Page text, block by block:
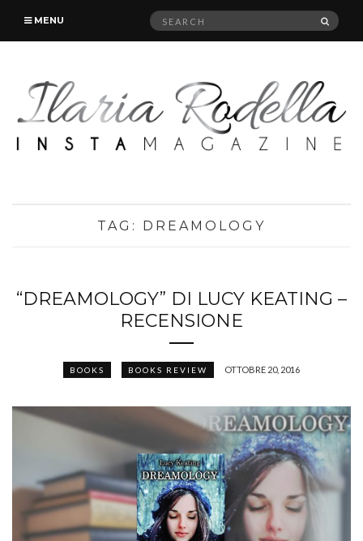
MENU
Search
TAG: DREAMOLOGY
“DREAMOLOGY” DI LUCY KEATING –
RECENSIONE
BOOKS BOOKS REVIEW OTTOBRE 20, 2016